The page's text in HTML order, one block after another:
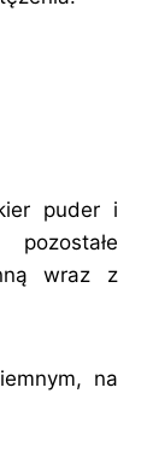
puder i
wraz z
na